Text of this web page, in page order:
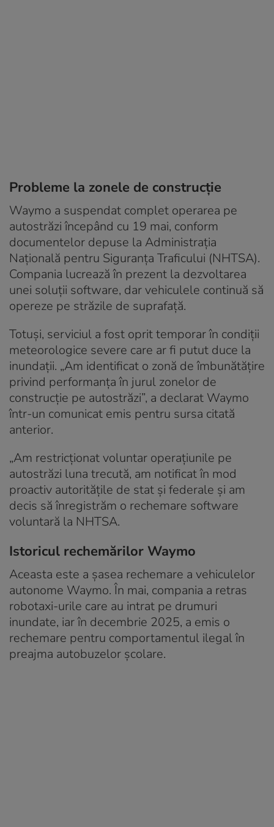
Probleme la zonele de construcție
Waymo a suspendat complet operarea pe
autostrăzi începând cu 19 mai, conform
documentelor depuse la Administrația
Națională pentru Siguranța Traficului (NHTSA).
Compania lucrează în prezent la dezvoltarea
unei soluții software, dar vehiculele continuă să
opereze pe străzile de suprafață.
Totuși, serviciul a fost oprit temporar în condiții
meteorologice severe care ar fi putut duce la
inundații. „Am identificat o zonă de îmbunătățire
privind performanța în jurul zonelor de
construcție pe autostrăzi”, a declarat Waymo
într-un comunicat emis pentru sursa citată
anterior.
„Am restricționat voluntar operațiunile pe
autostrăzi luna trecută, am notificat în mod
proactiv autoritățile de stat și federale și am
decis să înregistrăm o rechemare software
voluntară la NHTSA.
Istoricul rechemărilor Waymo
Aceasta este a șasea rechemare a vehiculelor
autonome Waymo. În mai, compania a retras
robotaxi-urile care au intrat pe drumuri
inundate, iar în decembrie 2025, a emis o
rechemare pentru comportamentul ilegal în
preajma autobuzelor școlare.